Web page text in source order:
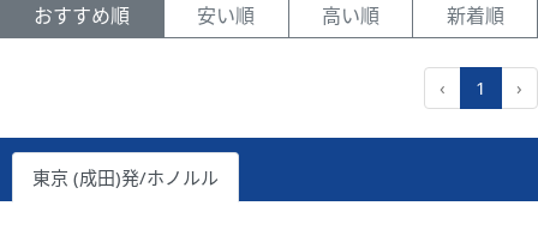
おすすめ順 安い順 高い順 新着順
‹ 1 ›
東京 (成田)発/ホノルル